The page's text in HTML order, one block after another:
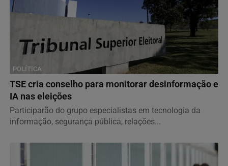
POLÍTICA
TSE cria conselho para monitorar desinformação e
IA nas eleições
Participarão do grupo especialistas em tecnologia da
informação, segurança pública, relações...